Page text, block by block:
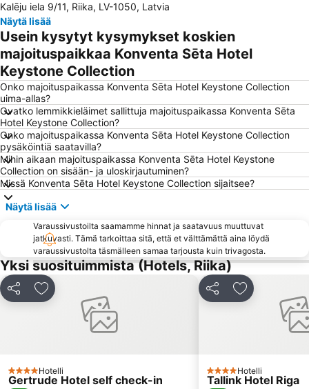
Centrala Stacija
The old church of St. Gertrude
International Exhibition Centre Kipsala
Elisabetes iela
Kipsalla
Jaunciems
Skanste
Šķirotava
Majori Pludmale
Latgales priekšpilsēta
St. Peter's Church
Mežciems
Rīgas pasažieru termināls
Ķengarags
Centrältirgus
Šampēteris
Vecāķi
Kleisti
Berģi
Zolitūde
Melngalvju nams
Vidzemes priekšpilsēta
Dreiliņi
Jugla
Mūkupurvs
Kurzemes rajons
Atgāzene
Torņakalns
Kalēju iela 9/11, Riika, LV-1050, Latvia
Näytä lisää
Usein kysytyt kysymykset koskien
majoituspaikkaa Konventa Sēta Hotel
Keystone Collection
Onko majoituspaikassa Konventa Sēta Hotel Keystone Collection
uima-allas?
Ovatko lemmikkieläimet sallittuja majoituspaikassa Konventa Sēta
Hotel Keystone Collection?
Onko majoituspaikassa Konventa Sēta Hotel Keystone Collection
pysäköintiä saatavilla?
Mihin aikaan majoituspaikassa Konventa Sēta Hotel Keystone
Collection on sisään- ja uloskirjautuminen?
Missä Konventa Sēta Hotel Keystone Collection sijaitsee?
Näytä lisää
Varaussivustoilta saamamme hinnat ja saatavuus muuttuvat
jatkuvasti. Tämä tarkoittaa sitä, että et välttämättä aina löydä
varaussivustolta täsmälleen samaa tarjousta kuin trivagosta.
Yksi suosituimmista (Hotels, Riika)
Jaa Lisää suosikkeihin
4 Tähtiluokitus
Hotelli
Gertrude Hotel self check-in
Jaa Lisää
4 Tähtiluokitus
Hotelli
Tallink Hotel Riga